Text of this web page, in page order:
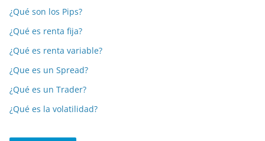
¿Qué son los Pips?
¿Qué es renta fija?
¿Qué es renta variable?
¿Que es un Spread?
¿Qué es un Trader?
¿Qué es la volatilidad?